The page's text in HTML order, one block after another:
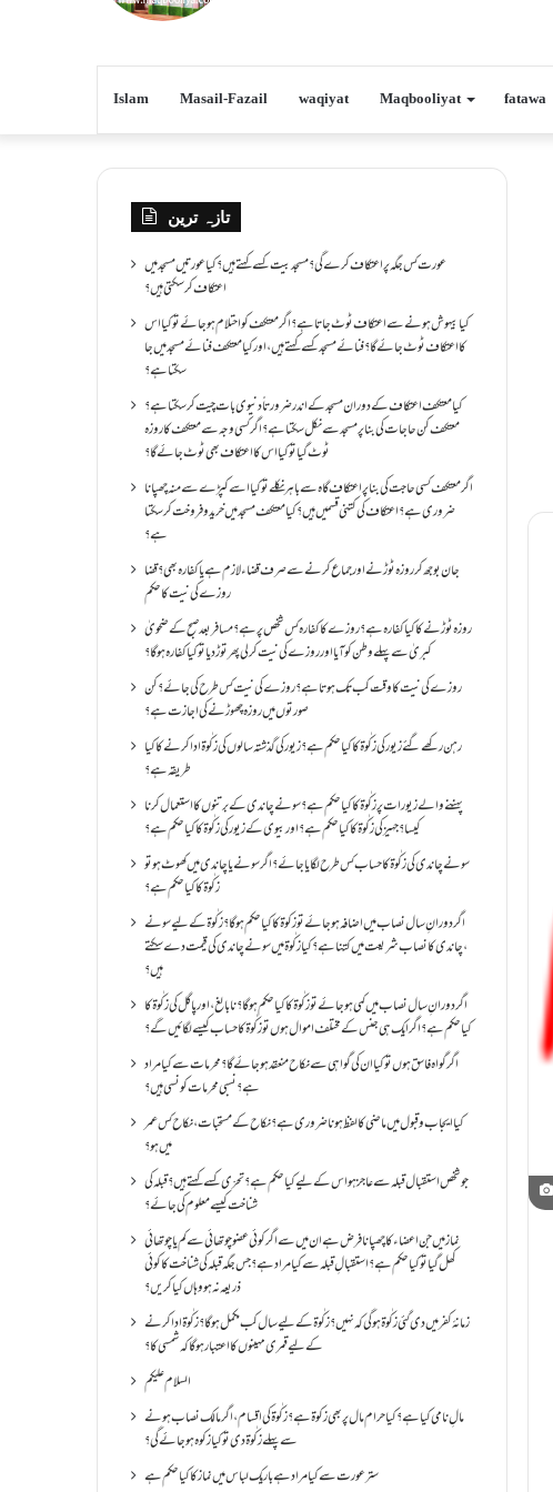
Islam Masail-Fazail waqiyat Maqbooliyat fatawa
تازہ ترین
عورت کس جگہ پر اعتکاف کرے گی؟مسجد بیت کسے کہتے ہیں؟کیا عورتیں مسجد میں
اعتکاف کر سکتی ہیں؟
کیا بیہوش ہونے سے اعتکاف ٹوٹ جاتا ہے؟ اگر معتکف کو احتلام ہو جائے تو کیا اس
کا اعتکاف ٹوٹ جائے گا؟فنائے مسجد کسے کہتے ہیں ، اور کیا معتکف فنائے مسجد میں جا
سکتا ہے؟
کیا معتکف اعتکاف کے دوران مسجد کے اندر ضرورتاً دنیوی بات چیت کر سکتا ہے؟
معتکف کن حاجات کی بنا پر مسجد سے نکل سکتا ہے؟ اگر کسی وجہ سے معتکف کا روزہ
ٹوٹ گیا تو کیا اس کا اعتکاف بھی ٹوٹ جائے گا؟
اگر معتکف کسی حاجت کی بنا پر اعتکاف گاہ سے باہر نکلے تو کیا اسے کپڑے سے منہ چھپانا
ضروری ہے؟اعتکاف کی کتنی قسمیں ہیں؟کیا معتکف مسجد میں خرید و فروخت کر سکتا
ہے؟
جان بوجھ کر روزہ ٹوڑنے اور جماع کرنے سے صرف قضاء لازم ہے یا کفارہ بھی؟ قضا
روزے کی نیت کا حکم
روزہ ٹوڑنے کا کیا کفارہ ہے؟روزے کا کفارہ کس شخص پر ہے؟ مسافر بعد صبح کے ضحویٰ
کبریٰ سے پہلے وطن کو آیا اور روزے کی نیت کر لی پھر توڑ دیا تو کیا کفارہ ہو گا؟
روزے کی نیت کا وقت کب تک ہوتا ہے؟ روزے کی نیت کس طرح کی جائے؟ کن
صورتوں میں روزہ چھوڑنے کی اجازت ہے؟
رہن رکھے گئے زیور کی زکٰوۃ کا کیا حکم ہے؟زیور کی گذشتہ سالوں کی زکٰوۃ ادا کرنے کا کیا
طریقہ ہے؟
پہننے والے زیورات پر زکٰوۃ کا کیا حکم ہے؟ سونے چاندی کے برتنوں کا استعمال کرنا
کیسا؟ جہیز کی زکٰوۃ کا کیا حکم ہے؟ اور بیوی کے زیور کی زکٰوۃ کا کیا حکم ہے؟
سونے چاندی کی زکٰوۃ کا حساب کس طرح لگایا جائے؟ اگر سونے یا چاندی میں کھوٹ ہو تو
زکٰوۃ کا کیا حکم ہے؟
اگر دورانِ سال نصاب میں اضافہ ہو جائے تو زکوۃ کا کیا حکم ہو گا؟ زکٰوۃ کے لیے سونے
،چاندی کا نصاب شریعت میں کتنا ہے؟ کیا زکٰوۃ میں سونے چاندی کی قیمت دے سکتے
ہیں؟
اگر دورانِ سال نصاب میں کمی ہو جائے تو زکٰوۃ کا کیا حکم ہو گا؟ نا بالغ ، اور پاگل کی زکٰوۃ کا
کیا حکم ہے؟ اگر ایک ہی جنس کے مختلف اموال ہوں تو زکٰوۃ کا حساب کیسے لگائیں گے؟
اگر گواہ فاسق ہوں تو کیا ان کی گواہی سے نکاح منعقد ہو جائے گا؟ محرمات سے کیا مراد
ہے؟ نسبی محرمات کونسی ہیں؟
کیا ایجاب و قبول میں ماضی کا لفظ ہونا ضروری ہے؟ نکاح کے مستحبات، نکاح کس عمر
میں ہو؟
جو شخص استقبال قبلہ سے عاجز ہو اس کے لیے کیا حکم ہے؟ تحرّی کسے کہتے ہیں؟ قبلہ کی
شناخت کیسے معلوم کی جائے؟
نماز میں جن اعضاء کا چھپانا فرض ہے ان میں سے اگر کوئی عضو چوتھائی سے کم یا چوتھائی
کھل گیا تو کیا حکم ہے؟استقبالِ قبلہ سے کیا مراد ہے؟جس جگہ قبلہ کی شناخت کا کوئی
ذریعہ نہ ہو وہاں کیا کریں؟
زمانۂ کفر میں دی گئی زکٰوۃ ہو گی کہ نہیں؟زکٰوۃ کے لیے سال کب مکمل ہو گا؟زکٰوۃ ادا کرنے
کے لیے قمری مہینوں کا اعتبار ہو گا کہ شمسی کا؟
السلام علیکم
مالِ نامی کیا ہے؟ کیا حرام مال پر بھی زکوۃ ہے؟ زکٰوۃ کی اقسام ،اگر مالک نصاب ہونے
سے پہلے زکٰوۃ دی تو کیا زکوه ہو جائےگی؟
ستر عورت سے کیا مراد ہے باریک لباس میں نماز کا کیا حکم ہے